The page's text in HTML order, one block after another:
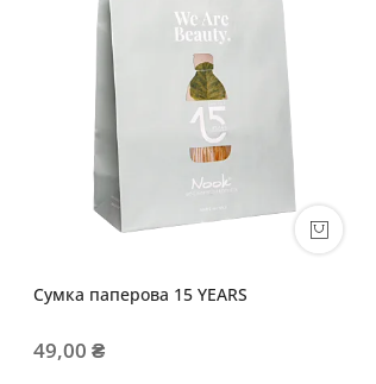
Сумка паперова 15 YEARS
49,00 ₴